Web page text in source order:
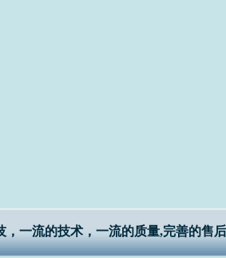
，一流的技术，一流的质量,完善的售